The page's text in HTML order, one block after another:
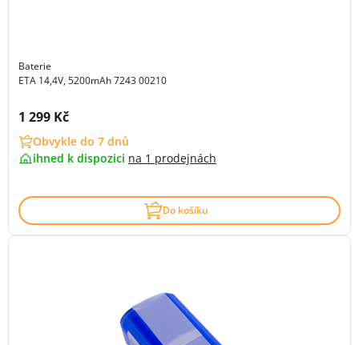
Baterie
ETA 14,4V, 5200mAh 7243 00210
Cena s DPH:
1 299 Kč
Obvykle do 7 dnů
ihned k dispozici na 1 prodejnách
Do košíku